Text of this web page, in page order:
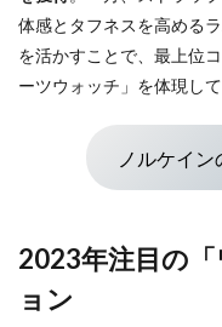
体感とタフネスを高める
を活かすことで、最上位
ーツウォッチ」を体現して
ノルケイ
2023年注目の
ョン